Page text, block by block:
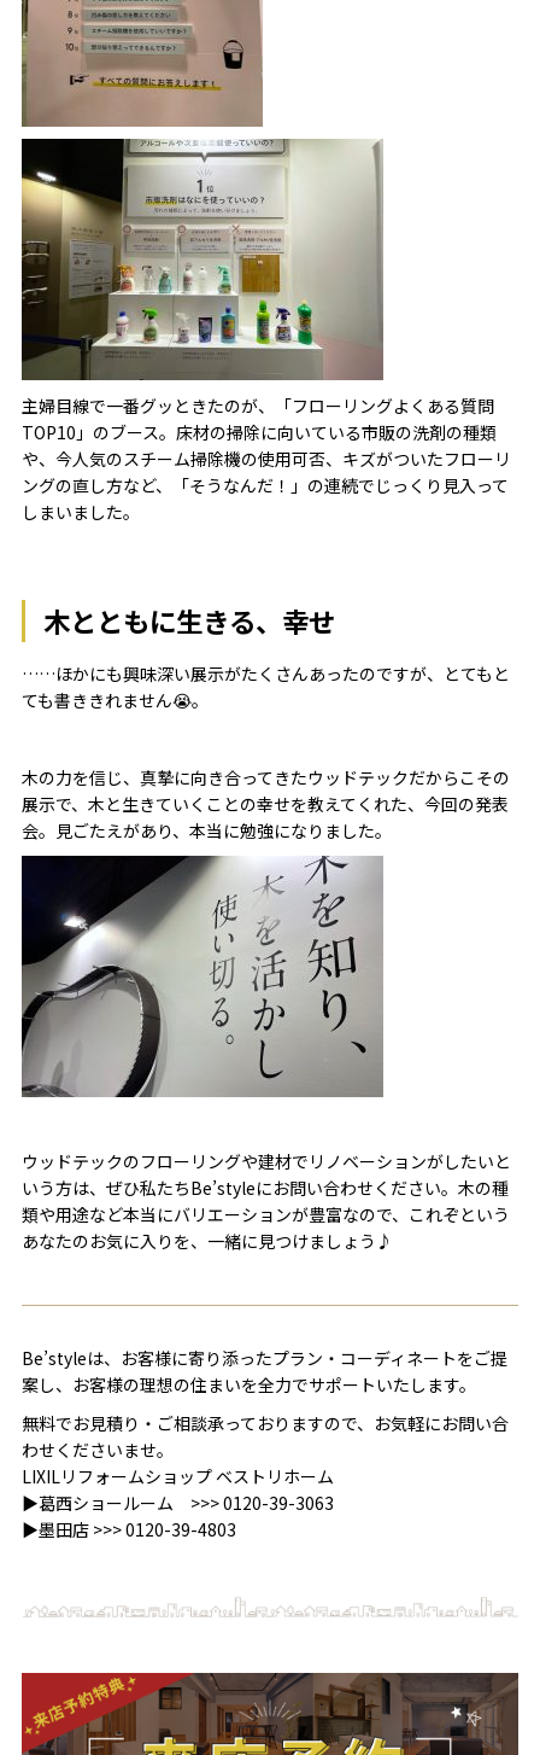
主婦目線で一番グッときたのが、「フローリングよくある質問
TOP10」のブース。床材の掃除に向いている市販の洗剤の種類
や、今人気のスチーム掃除機の使用可否、キズがついたフローリ
ングの直し方など、「そうなんだ！」の連続でじっくり見入って
しまいました。
木とともに生きる、幸せ
……ほかにも興味深い展示がたくさんあったのですが、とてもと
ても書ききれません😭。
木の力を信じ、真摯に向き合ってきたウッドテックだからこその
展示で、木と生きていくことの幸せを教えてくれた、今回の発表
会。見ごたえがあり、本当に勉強になりました。
ウッドテックのフローリングや建材でリノベーションがしたいと
いう方は、ぜひ私たちBe’styleにお問い合わせください。木の種
類や用途など本当にバリエーションが豊富なので、これぞという
あなたのお気に入りを、一緒に見つけましょう♪
Be’styleは、お客様に寄り添ったプラン・コーディネートをご提
案し、お客様の理想の住まいを全力でサポートいたします。
無料でお見積り・ご相談承っておりますので、お気軽にお問い合
わせくださいませ。
LIXILリフォームショップ ベストリホーム
▶葛西ショールーム >>>0120-39-3063
▶墨田店 >>>0120-39-4803